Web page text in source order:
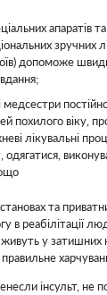
апаратів
зручних
допоможе
медсестри
похилого віку,
лікувальні
та
в реабілітації
у затишних
інсульт, не